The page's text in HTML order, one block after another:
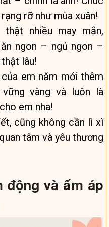
rỡ như mùa xuân!
nhiều may mắn,
ngon – ngủ ngon –
lâu!
em năm mới thêm
vàng và luôn là
em nha!
cũng không cần lì xì
tâm và yêu thương
động và ấm áp